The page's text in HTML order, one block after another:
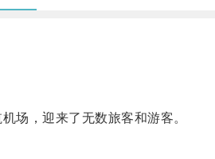
，迎来了无数旅客和游客。